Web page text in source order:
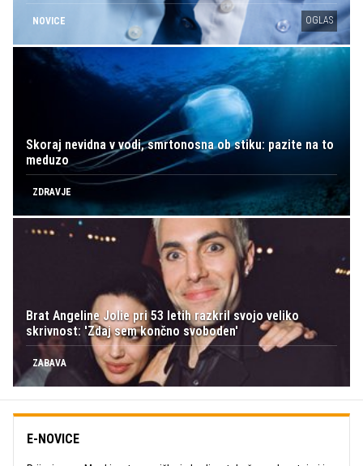
NOVICE OGLAS
Skoraj nevidna v vodi, smrtonosna ob stiku: pazite na to
meduzo
ZDRAVJE
Brat Angeline Jolie pri 53 letih razkril svojo veliko
skrivnost: 'Zdaj sem končno svoboden'
ZABAVA
E-NOVICE